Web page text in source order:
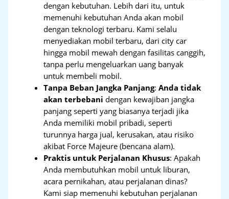
dengan kebutuhan. Lebih dari itu, untuk
memenuhi kebutuhan Anda akan mobil
dengan teknologi terbaru. Kami selalu
menyediakan mobil terbaru, dari city car
hingga mobil mewah dengan fasilitas canggih,
tanpa perlu mengeluarkan uang banyak
untuk membeli mobil.
Tanpa Beban Jangka Panjang:Anda tidak
akan terbebani dengan kewajiban jangka
panjang seperti yang biasanya terjadi jika
Anda memiliki mobil pribadi, seperti
turunnya harga jual, kerusakan, atau risiko
akibat Force Majeure (bencana alam).
Praktis untuk Perjalanan Khusus: Apakah
Anda membutuhkan mobil untuk liburan,
acara pernikahan, atau perjalanan dinas?
Kami siap memenuhi kebutuhan perjalanan